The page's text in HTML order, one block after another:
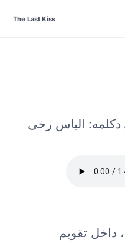
The Last Kiss
دکلمه: الیاس رخی
داخل تقویم